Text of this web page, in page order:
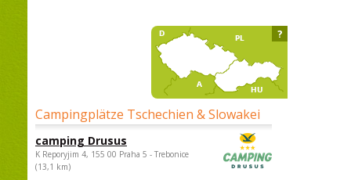
Campingplätze Tschechien & Slowakei
camping Drusus
K Reporyjim 4, 155 00 Praha 5 - Trebonice
(13,1 km)
?